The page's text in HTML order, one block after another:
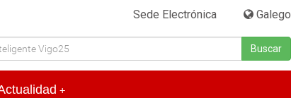
Sede Electrónica Galego
Buscar
+